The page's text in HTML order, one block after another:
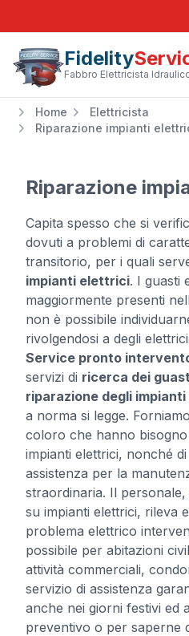
Fidelity
Fabbro Elettricista
Home
Elettricista
Riparazione impianti
Riparazione
Capita spesso che si
dovuti a problemi di
transitorio, per i quali
impianti elettrici. I guasti
maggiormente presenti
non è possibile
rivolgendosi a degli
Service pronto
servizi di ricerca dei
riparazione degli impianti
a norma si legge.
coloro che hanno
impianti elettrici, nonché
assistenza per la
straordinaria. Il
su impianti elettrici, rileva
problema elettrico
possibile per abitazioni
attività commerciali,
servizio di assistenza
anche nei giorni festivi ed
preventivo o per saperne